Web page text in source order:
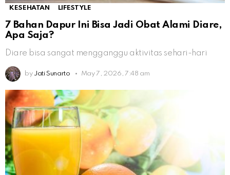
KESEHATAN LIFESTYLE
7 Bahan Dapur Ini Bisa Jadi Obat Alami Diare,
Apa Saja?
Diare bisa sangat mengganggu aktivitas sehari-hari
by Jati Sunarto May 7, 2026, 7:48 am